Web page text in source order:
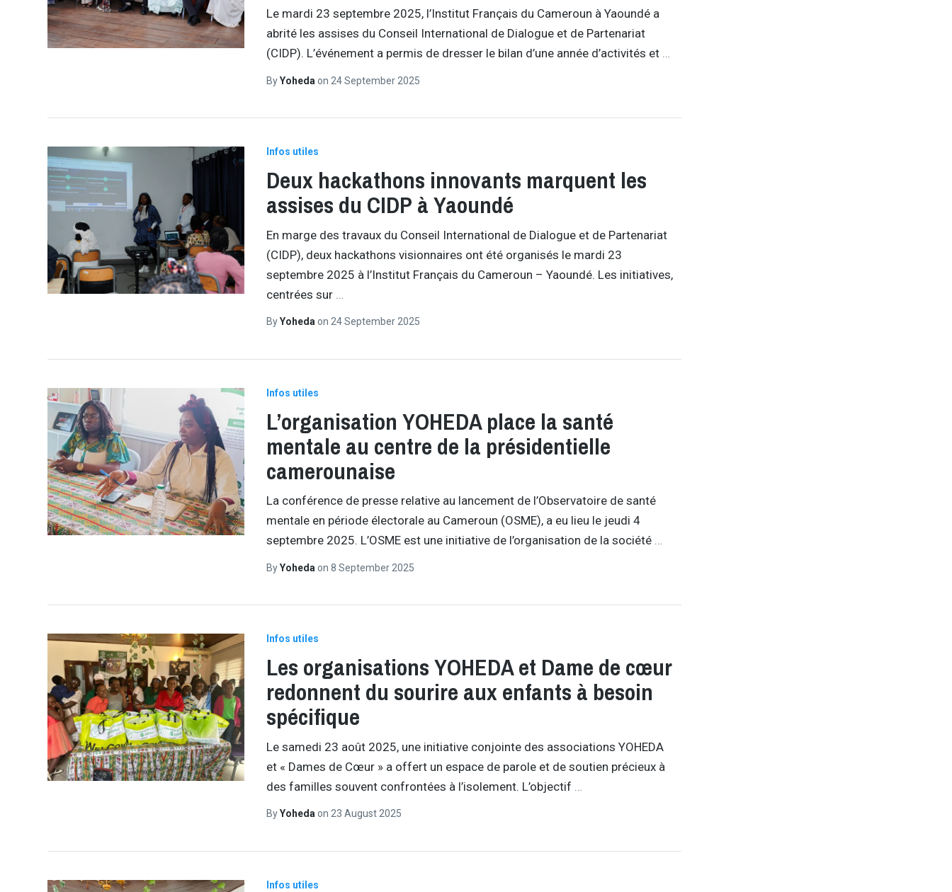
Le mardi 23 septembre 2025, l’Institut Français du Cameroun à Yaoundé a
abrité les assises du Conseil International de Dialogue et de Partenariat
(CIDP). L’événement a permis de dresser le bilan d’une année d’activités et …
ByYoheda on 24 September 2025
Infos utiles
Deux hackathons innovants marquent les
assises du CIDP à Yaoundé
En marge des travaux du Conseil International de Dialogue et de Partenariat
(CIDP), deux hackathons visionnaires ont été organisés le mardi 23
septembre 2025 à l’Institut Français du Cameroun – Yaoundé. Les initiatives,
centrées sur
ByYohedaon 24 September 2025
Infos utiles
L’organisation YOHEDA place la santé
mentale au centre de la présidentielle
camerounaise
La conférence de presse relative au lancement de l’Observatoire de santé
mentale en période électorale au Cameroun (OSME), a eu lieu le jeudi 4
septembre 2025. L’OSME est une initiative de l’organisation de la société …
ByYoheda on 8 September 2025
Infos utiles
Les organisations YOHEDA et Dame de cœur
redonnent du sourire aux enfants à besoin
spécifique
Le samedi 23 août 2025, une initiative conjointe des associations YOHEDA
et « Dames de Cœur » a offert un espace de parole et de soutien précieux à
des familles souvent confrontées à l’isolement. L’objectif
ByYohedaon 23 August 2025
Infos utiles